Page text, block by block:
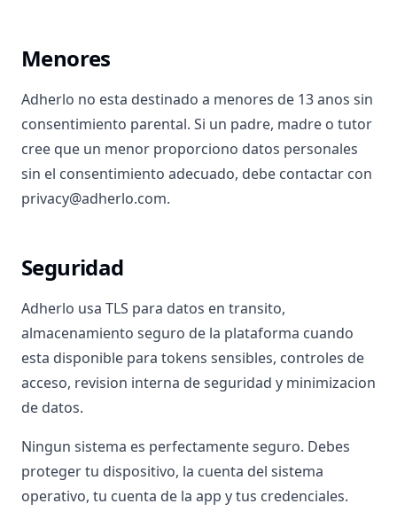
Menores
Adherlo no esta destinado a menores de 13 anos sin
consentimiento parental. Si un padre, madre o tutor
cree que un menor proporciono datos personales
sin el consentimiento adecuado, debe contactar con
privacy@adherlo.com.
Seguridad
Adherlo usa TLS para datos en transito,
almacenamiento seguro de la plataforma cuando
esta disponible para tokens sensibles, controles de
acceso, revision interna de seguridad y minimizacion
de datos.
Ningun sistema es perfectamente seguro. Debes
proteger tu dispositivo, la cuenta del sistema
operativo, tu cuenta de la app y tus credenciales.